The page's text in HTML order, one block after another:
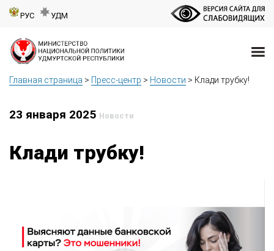
РУС УДМ
Главная страница > Пресс-центр > Новости > Клади трубку!
23 января 2025 Новости
Клади трубку!